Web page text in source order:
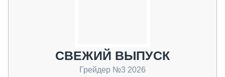
СВЕЖИЙ ВЫПУСК
Грейдер №3 2026